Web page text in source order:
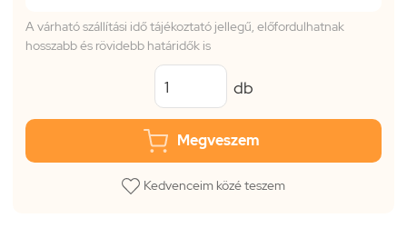
A várható szállítási idő tájékoztató jellegű, előfordulhatnak
hosszabb és rövidebb határidők is
db
Megveszem
Kedvenceim közé teszem